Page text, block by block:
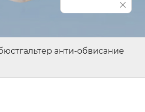
анти-обвисание